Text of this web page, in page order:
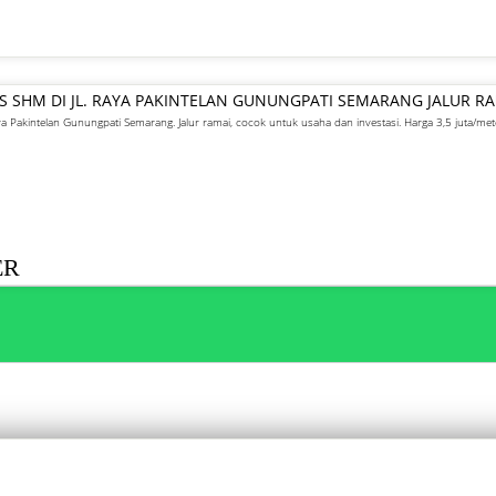
SHM DI JL. RAYA PAKINTELAN GUNUNGPATI SEMARANG JALUR
Pakintelan Gunungpati Semarang. Jalur ramai, cocok untuk usaha dan investasi. Harga 3,5 juta/